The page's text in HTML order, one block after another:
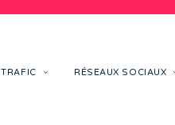
RÉSEAUX SOCIAUX